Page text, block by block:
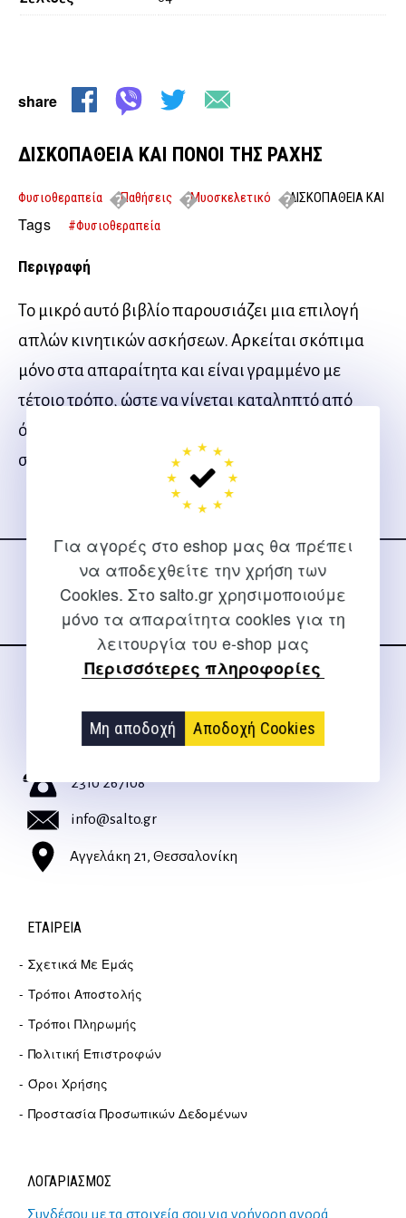
Για αγορές στο eshop μας θα πρέπει
να αποδεχθείτε την χρήση των
Cookies. Στο salto.gr χρησιμοποιούμε
μόνο τα απαραίτητα cookies για τη
λειτουργία του e-shop μας
Περισσότερες πληροφορίες
Μη αποδοχή Αποδοχή Cookies
share
ΔΙΣΚΟΠΑΘΕΙΑ ΚΑΙ ΠΟΝΟΙ ΤΗΣ ΡΑΧΗΣ
Φυσιοθεραπεία Παθήσεις Μυοσκελετικό
ΔΙΣΚΟΠΑΘΕΙΑ ΚΑΙ
ΠΟΝΟΙ ΤΗΣ ΡΑΧΗΣ
Tags #Φυσιοθεραπεία
Περιγραφή
Το μικρό αυτό βιβλίο παρουσιάζει μια επιλογή
απλών κινητικών ασκήσεων. Αρκείται σκόπιμα
μόνο στα απαραίτητα και είναι γραμμένο με
τέτοιο τρόπο, ώστε να γίνεται καταληπτό από
όλους, χωρίς να απαιτούνται ούτε καν
στοιχειώδεις ιατρικές γνώσεις.
στα social media
Για διευκρινίσεις και υποστήριξη παραγγελιών μέσω του
2310 267108
info@salto.gr
Αγγελάκη 21, Θεσσαλονίκη
ΕΤΑΙΡΕΊΑ
Σχετικά Με Εμάς
Τρόποι Αποστολής
Τρόποι Πληρωμής
Πολιτική Επιστροφών
Όροι Χρήσης
Προστασία Προσωπικών Δεδομένων
ΛΟΓΑΡΙΑΣΜΟΣ
Συνδέσου με τα στοιχεία σου για γρήγορη αγορά